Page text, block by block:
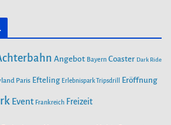
Angebot Bayern Coaster Dark Ride
Paris Efteling Erlebnispark Tripsdrill Eröffnung
Event Frankreich Freizeit